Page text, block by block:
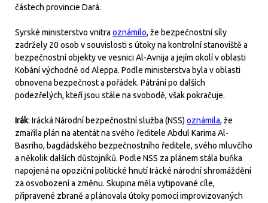
částech provincie Dará.
Syrské ministerstvo vnitra oznámilo, že bezpečnostní síly
zadržely 20 osob v souvislosti s útoky na kontrolní stanoviště a
bezpečnostní objekty ve vesnici Al-Avnija a jejím okolí v oblasti
Kobání východně od Aleppa. Podle ministerstva byla v oblasti
obnovena bezpečnost a pořádek. Pátrání po dalších
podezřelých, kteří jsou stále na svobodě, však pokračuje.
Irák: Irácká Národní bezpečnostní služba (NSS) oznámila, že
zmařila plán na atentát na svého ředitele Abdul Karima Al-
Basriho, bagdádského bezpečnostního ředitele, svého mluvčího
a několik dalších důstojníků. Podle NSS za plánem stála buňka
napojená na opoziční politické hnutí Irácké národní shromáždění
za osvobození a změnu. Skupina měla vytipované cíle,
připravené zbraně a plánovala útoky pomocí improvizovaných